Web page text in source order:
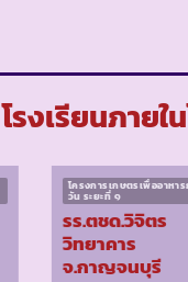
โรงเรียนภายใ
โครงการเกษตรเพื่ออาหา
วัน ระยะที่ ๑
รร.ตชด.วิจิตร
วิทยาคาร
จ.กาญจนบุรี